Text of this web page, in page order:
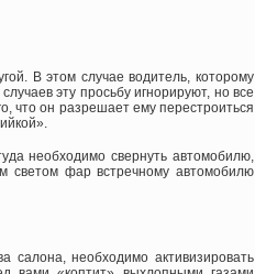
В этом случае водитель, которому
эту просьбу игнорируют, но все
что он разрешает ему перестроиться
необходимо свернуть автомобилю,
светом фар встречному автомобилю
салона, необходимо активизировать